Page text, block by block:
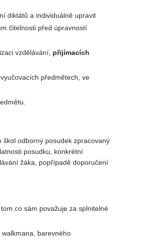
diktátů a individuálně upravit
čitelnosti před úpravností
vzdělávání, přijímacích
předmětech, ve
odborný posudek zpracovaný
posudku, konkrétní
žáka, popřípadě doporučení
co sám považuje za splnitelné
barevného